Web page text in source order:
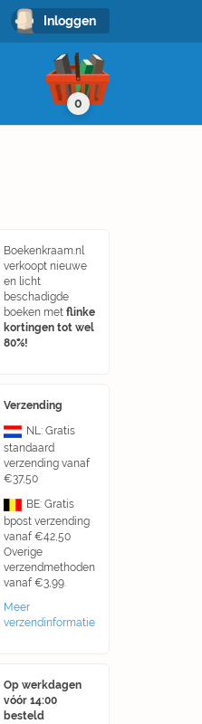
Inloggen
0
Boekenkraam.nl
verkoopt nieuwe
en licht
beschadigde
boeken met flinke
kortingen tot wel
80%!
Verzending
NL: Gratis
standaard
verzending vanaf
€37,50
BE: Gratis
bpost verzending
vanaf €42,50
Overige
verzendmethoden
vanaf €3,99.
Meer
verzendinformatie
Op werkdagen
vóór 14:00
besteld